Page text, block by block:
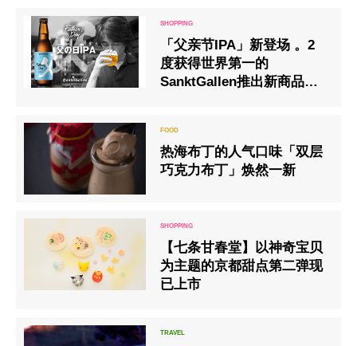
「父亲节IPA」新登场 。2
度获得世界第一的
SanktGallen推出新商品、
礼物＞
热海布丁的人气口味「双层
巧克力布丁」焕然一新
【七条甘春堂】以神奇宝贝
为主题的京都甜点第二弹现
已上市